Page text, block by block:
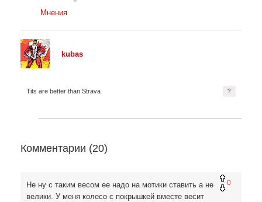
Мнения
kubas
?
Tits are better than Strava
Комментарии (20)
0
Не ну с таким весом ее надо на мотики ставить а не
велики. У меня колесо с покрышкей вместе весит